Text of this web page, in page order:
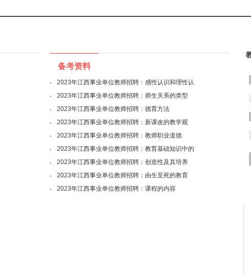
备考资料
2023年江西事业单位教师招聘：感性认识和理性认
2023年江西事业单位教师招聘：师生关系的类型
2023年江西事业单位教师招聘：德育方法
2023年江西事业单位教师招聘：新课改的教学观
2023年江西事业单位教师招聘：教师职业道德
2023年江西事业单位教师招聘：教育基础知识中的
2023年江西事业单位教师招聘：创造性及其培养
2023年江西事业单位教师招聘：由生至死的教育
2023年江西事业单位教师招聘：课程的内容